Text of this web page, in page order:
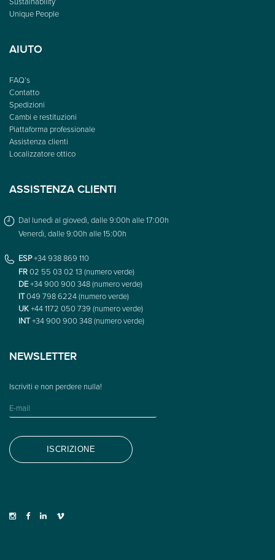
Unique People
AIUTO
FAQ’s
Contatto
Spedizioni
Cambi e restituzioni
Piattaforma professionale
Assistenza clienti
Localizzatore ottico
ASSISTENZA CLIENTI
Dal lunedì al giovedì, dalle 9:00h alle 17:00h
Venerdì, dalle 9:00h alle 15:00h
ESP+34 938 869 110
FR02 55 03 02 13 (numero verde)
DE+34 900 900 348 (numero verde)
IT049 798 6224 (numero verde)
UK+44 1172 050 739 (numero verde)
INT+34 900 900 348 (numero verde)
NEWSLETTER